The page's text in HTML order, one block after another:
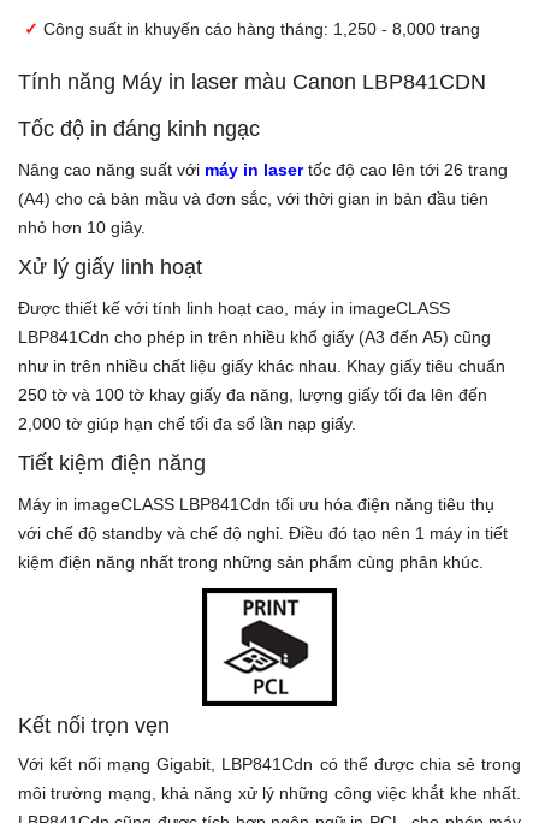
Công suất in khuyến cáo hàng tháng: 1,250 - 8,000 trang
Tính năng Máy in laser màu Canon LBP841CDN
Tốc độ in đáng kinh ngạc
Nâng cao năng suất với máy in lasertốc độ cao lên tới 26 trang
(A4) cho cả bản mầu và đơn sắc, với thời gian in bản đầu tiên
nhỏ hơn 10 giây.
Xử lý giấy linh hoạt
Được thiết kế với tính linh hoạt cao, máy in imageCLASS
LBP841Cdn cho phép in trên nhiều khổ giấy (A3 đến A5) cũng
như in trên nhiều chất liệu giấy khác nhau. Khay giấy tiêu chuẩn
250 tờ và 100 tờ khay giấy đa năng, lượng giấy tối đa lên đến
2,000 tờ giúp hạn chế tối đa số lần nạp giấy.
Tiết kiệm điện năng
Máy in imageCLASS LBP841Cdn tối ưu hóa điện năng tiêu thụ
với chế độ standby và chế độ nghỉ. Điều đó tạo nên 1 máy in tiết
kiệm điện năng nhất trong những sản phẩm cùng phân khúc.
Kết nối trọn vẹn
Với kết nối mạng Gigabit, LBP841Cdn có thể được chia sẻ trong
môi trường mạng, khả năng xử lý những công việc khắt khe nhất.